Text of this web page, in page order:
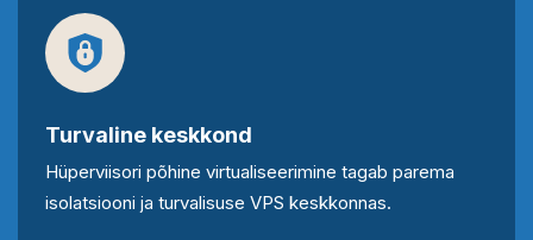
Turvaline keskkond
Hüperviisori põhine virtualiseerimine tagab parema
isolatsiooni ja turvalisuse VPS keskkonnas.